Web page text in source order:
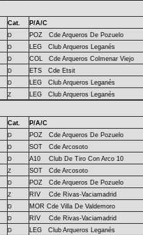
Cat. P/A/C
D POZ Cde Arqueros De Pozuelo
D LEG Club Arqueros Leganés
D COL Cde Arqueros Colmenar Viejo
D ETS Cde Etsit
D LEG Club Arqueros Leganés
Z LEG Club Arqueros Leganés
Cat. P/A/C
D POZ Cde Arqueros De Pozuelo
D SOT Cde Arcosoto
D A10 Club De Tiro Con Arco 10
Z SOT Cde Arcosoto
D POZ Cde Arqueros De Pozuelo
Z RIV Cde Rivas-Vaciamadrid
D MOR Cde Villa De Valdemoro
D RIV Cde Rivas-Vaciamadrid
D LEG Club Arqueros Leganés